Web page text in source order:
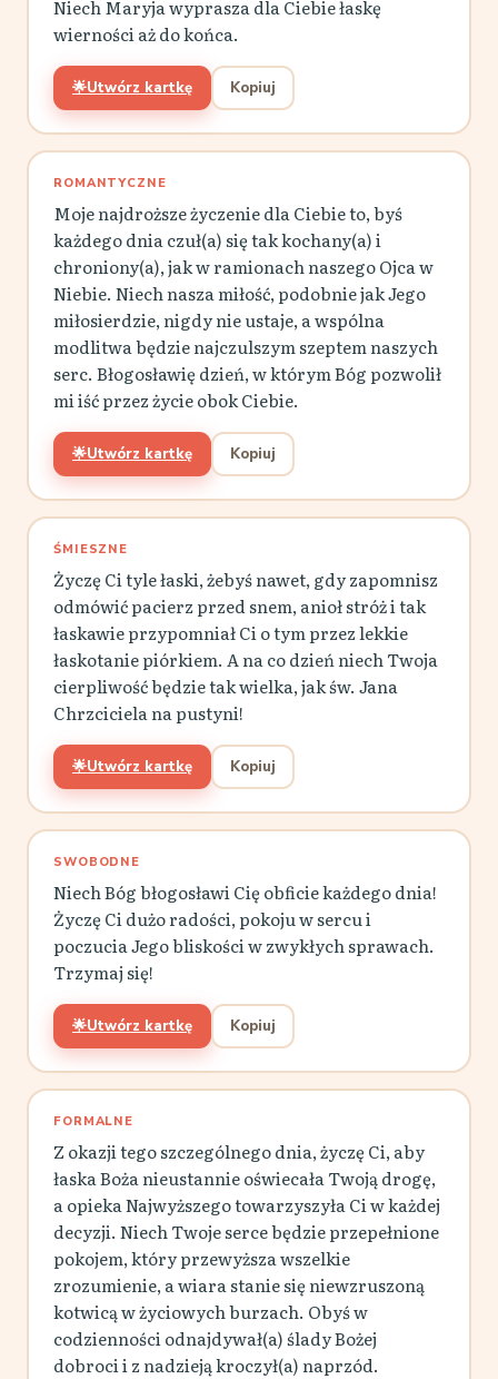
Niech Maryja wyprasza dla Ciebie łaskę
wierności aż do końca.
🌟Utwórz kartkę Kopiuj
ROMANTYCZNE
Moje najdroższe życzenie dla Ciebie to, byś
każdego dnia czuł(a) się tak kochany(a) i
chroniony(a), jak w ramionach naszego Ojca w
Niebie. Niech nasza miłość, podobnie jak Jego
miłosierdzie, nigdy nie ustaje, a wspólna
modlitwa będzie najczulszym szeptem naszych
serc. Błogosławię dzień, w którym Bóg pozwolił
mi iść przez życie obok Ciebie.
🌟Utwórz kartkę Kopiuj
ŚMIESZNE
Życzę Ci tyle łaski, żebyś nawet, gdy zapomnisz
odmówić pacierz przed snem, anioł stróż i tak
łaskawie przypomniał Ci o tym przez lekkie
łaskotanie piórkiem. A na co dzień niech Twoja
cierpliwość będzie tak wielka, jak św. Jana
Chrzciciela na pustyni!
🌟Utwórz kartkę Kopiuj
SWOBODNE
Niech Bóg błogosławi Cię obficie każdego dnia!
Życzę Ci dużo radości, pokoju w sercu i
poczucia Jego bliskości w zwykłych sprawach.
Trzymaj się!
🌟Utwórz kartkę Kopiuj
FORMALNE
Z okazji tego szczególnego dnia, życzę Ci, aby
łaska Boża nieustannie oświecała Twoją drogę,
a opieka Najwyższego towarzyszyła Ci w każdej
decyzji. Niech Twoje serce będzie przepełnione
pokojem, który przewyższa wszelkie
zrozumienie, a wiara stanie się niewzruszoną
kotwicą w życiowych burzach. Obyś w
codzienności odnajdywał(a) ślady Bożej
dobroci i z nadzieją kroczył(a) naprzód.